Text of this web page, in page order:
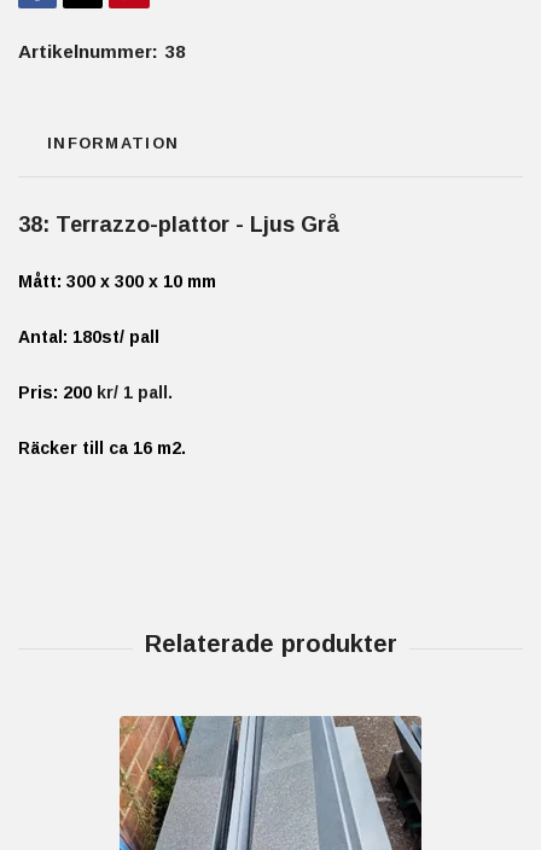
Artikelnummer: 38
INFORMATION
38: Terrazzo-plattor - Ljus Grå
Mått: 300 x 300 x 10 mm
Antal: 180st/ pall
Pris: 200 kr/ 1 pall.
Räcker till ca 16 m2.